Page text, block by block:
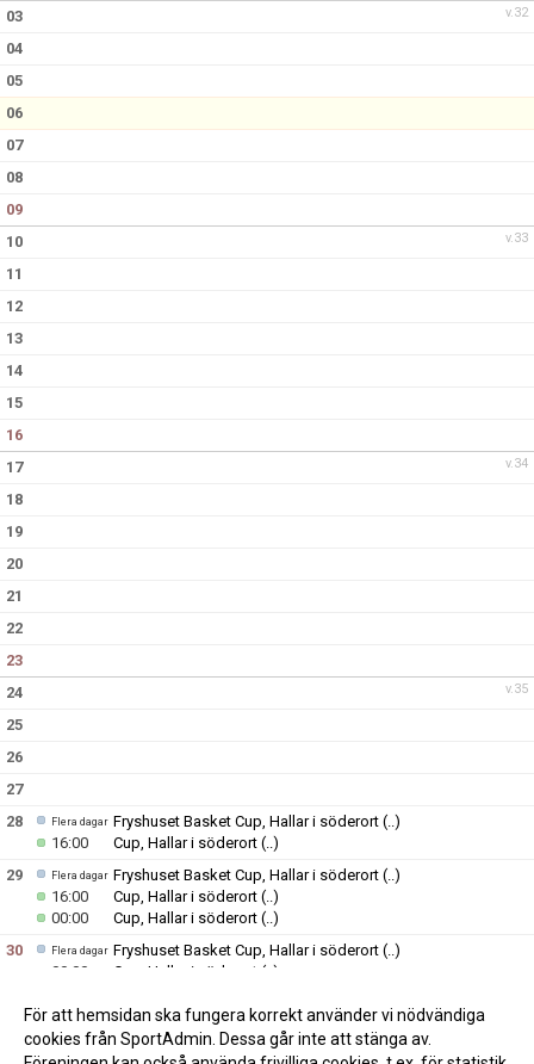
v.32
03
04
05
06
07
08
09
v.33
10
11
12
13
14
15
16
v.34
17
18
19
20
21
22
23
v.35
24
25
26
27
28
Flera dagar Fryshuset Basket Cup, Hallar i söderort (..)
16:00
Cup, Hallar i söderort (..)
29
Flera dagar Fryshuset Basket Cup, Hallar i söderort (..)
16:00
Cup, Hallar i söderort (..)
00:00
Cup, Hallar i söderort (..)
30
Flera dagar Fryshuset Basket Cup, Hallar i söderort (..)
00:00
Cup, Hallar i söderort (..)
För att hemsidan ska fungera korrekt använder vi nödvändiga
cookies från SportAdmin. Dessa går inte att stänga av.